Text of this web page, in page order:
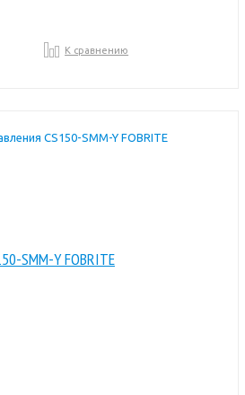
К сравнению
SMM-Y FOBRITE